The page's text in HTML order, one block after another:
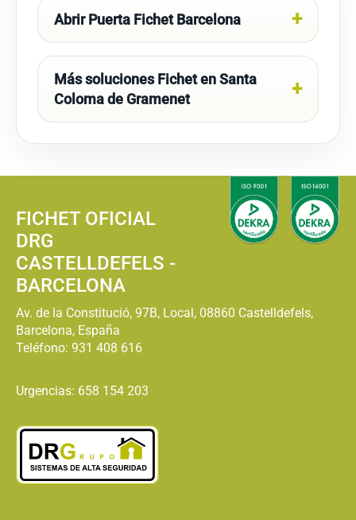
Abrir Puerta Fichet Barcelona
Más soluciones Fichet en Santa
Coloma de Gramenet
FICHET OFICIAL
DRG
CASTELLDEFELS -
BARCELONA
Av. de la Constitució, 97B, Local, 08860 Castelldefels,
Barcelona, España
Teléfono: 931 408 616
Urgencias: 658 154 203